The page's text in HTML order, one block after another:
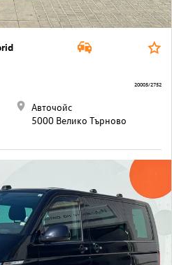
Авточойс
5000 Велико Търново
20005/2752